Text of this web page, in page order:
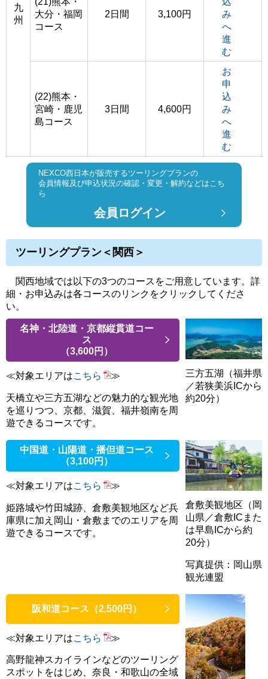
九
州
大分・福岡
コース
2日間 3,100円
み
へ
進
む
(22)熊本・
宮崎・鹿児
島コース
3日間 4,600円
お
申
込
み
へ
進
む
NEXCO西日本が販売するツーリングプランの
会員情報及び申込状況の確認・変更・解約などはこち
ら
会員ログイン
ツーリングプラン＜関西＞
関西地域では以下の3つのコースをご用意しています。詳
細・お申込みは各コースのリンクをクリックしてくださ
い。
三方五湖（福井県
／若狭美浜ICから
約20分）
名神・北陸道・京都縦貫道コー
ス
（3,600円）
≪対象エリアはこちら ≫
天橋立や三方五湖などの魅力的な観光地
を巡りつつ、京都、滋賀、福井嶺南を周
遊できるコースです。
倉敷美観地区（岡
山県／倉敷ICまた
は早島ICから約
20分）
写真提供：岡山県
観光連盟
中国道・山陽道・播但道コース
（3,100円）
≪対象エリアはこちら ≫
姫路城や竹田城跡、倉敷美観地区など兵
庫県に加え岡山・倉敷までのエリアを周
遊できるコースです。
阪和道コース（2,500円）
≪対象エリアはこちら ≫
高野龍神スカイラインなどのツーリング
スポットをはじめ、奈良・和歌山の全域